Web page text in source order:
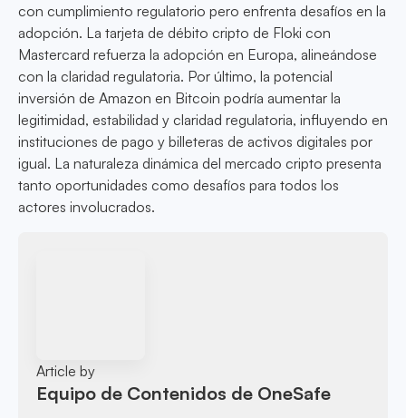
con cumplimiento regulatorio pero enfrenta desafíos en la
adopción. La tarjeta de débito cripto de Floki con
Mastercard refuerza la adopción en Europa, alineándose
con la claridad regulatoria. Por último, la potencial
inversión de Amazon en Bitcoin podría aumentar la
legitimidad, estabilidad y claridad regulatoria, influyendo en
instituciones de pago y billeteras de activos digitales por
igual. La naturaleza dinámica del mercado cripto presenta
tanto oportunidades como desafíos para todos los
actores involucrados.
Article by
Equipo de Contenidos de OneSafe